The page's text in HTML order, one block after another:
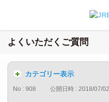
よくいただくご質問
カテゴリー表示
No : 908 公開日時 : 2018/07/